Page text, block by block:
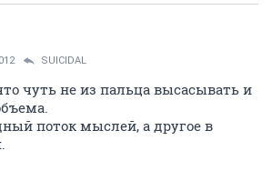
SUICIDAL
чуть не из пальца высасывать и
поток мыслей, а другое в